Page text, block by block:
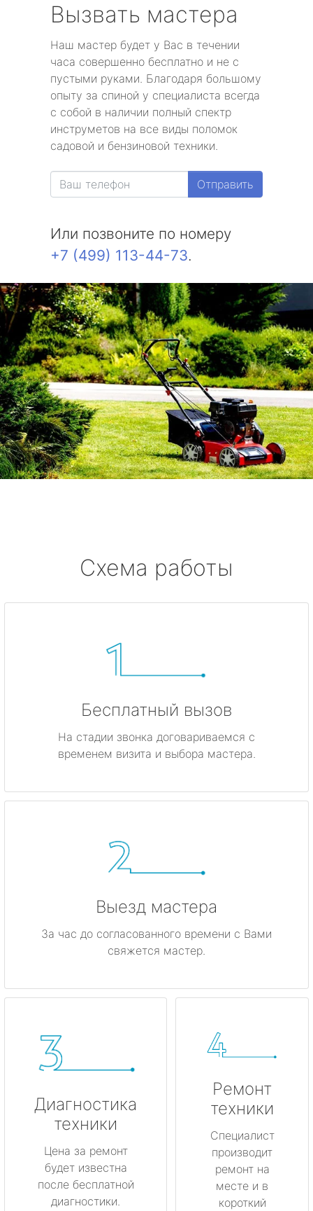
Вызвать мастера
Наш мастер будет у Вас в течении
часа совершенно бесплатно и не с
пустыми руками. Благодаря большому
опыту за спиной у специалиста всегда
с собой в наличии полный спектр
инструметов на все виды поломок
садовой и бензиновой техники.
Отправить
Или позвоните по номеру
+7 (499) 113-44-73.
Схема работы
Бесплатный вызов
На стадии звонка договариваемся с
временем визита и выбора мастера.
Выезд мастера
За час до согласованного времени с Вами
свяжется мастер.
Диагностика
техники
Цена за ремонт
будет известна
после бесплатной
диагностики.
Ремонт
техники
Специалист
производит
ремонт на
месте и в
короткий